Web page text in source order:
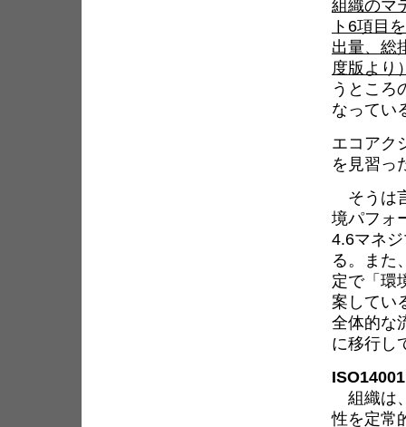
組織のマ
ト6項目
出量、総
度版より
うところ
なってい
エコアク
を見習っ
そうは
境パフォ
4.6マネ
る。また
定で「環
案してい
全体的な
に移行し
組織は
性を定常